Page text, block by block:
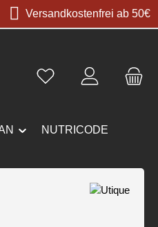
Versandkostenfrei ab 50€
NUTRICODE